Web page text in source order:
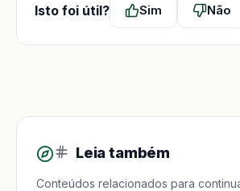
Isto foi útil? Sim Não
Leia também
Conteúdos relacionados para